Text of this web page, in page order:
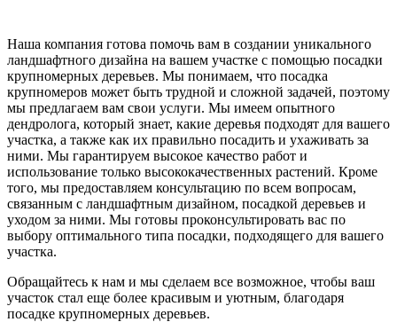
Наша компания готова помочь вам в создании уникального
ландшафтного дизайна на вашем участке с помощью посадки
крупномерных деревьев. Мы понимаем, что посадка
крупномеров может быть трудной и сложной задачей, поэтому
мы предлагаем вам свои услуги. Мы имеем опытного
дендролога, который знает, какие деревья подходят для вашего
участка, а также как их правильно посадить и ухаживать за
ними. Мы гарантируем высокое качество работ и
использование только высококачественных растений. Кроме
того, мы предоставляем консультацию по всем вопросам,
связанным с ландшафтным дизайном, посадкой деревьев и
уходом за ними. Мы готовы проконсультировать вас по
выбору оптимального типа посадки, подходящего для вашего
участка.
Обращайтесь к нам и мы сделаем все возможное, чтобы ваш
участок стал еще более красивым и уютным, благодаря
посадке крупномерных деревьев.